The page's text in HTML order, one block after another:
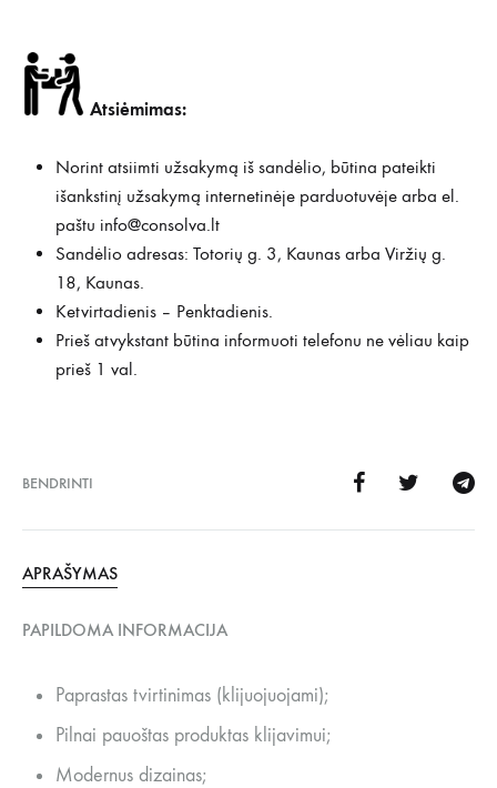
Atsiėmimas:
Norint atsiimti užsakymą iš sandėlio, būtina pateikti
išankstinį užsakymą internetinėje parduotuvėje arba el.
paštu info@consolva.lt
Sandėlio adresas: Totorių g. 3, Kaunas arba Viržių g.
18, Kaunas.
Ketvirtadienis – Penktadienis.
Prieš atvykstant būtina informuoti telefonu ne vėliau kaip
prieš 1 val.
BENDRINTI
APRAŠYMAS
PAPILDOMA INFORMACIJA
Paprastas tvirtinimas (klijuojuojami);
Pilnai pauoštas produktas klijavimui;
Modernus dizainas;